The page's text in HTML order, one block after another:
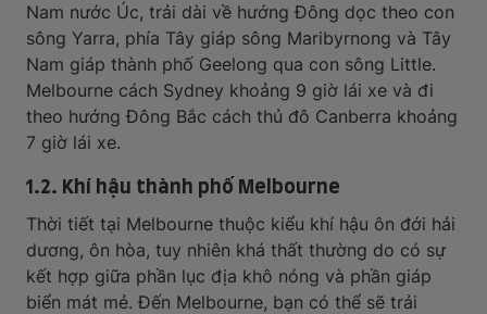
Nam nước Úc, trải dài về hướng Đông dọc theo con
sông Yarra, phía Tây giáp sông Maribyrnong và Tây
Nam giáp thành phố Geelong qua con sông Little.
Melbourne cách Sydney khoảng 9 giờ lái xe và đi
theo hướng Đông Bắc cách thủ đô Canberra khoảng
7 giờ lái xe.
1.2. Khí hậu thành phố Melbourne
Thời tiết tại Melbourne thuộc kiểu khí hậu ôn đới hải
dương, ôn hòa, tuy nhiên khá thất thường do có sự
kết hợp giữa phần lục địa khô nóng và phần giáp
biển mát mẻ. Đến Melbourne, bạn có thể sẽ trải